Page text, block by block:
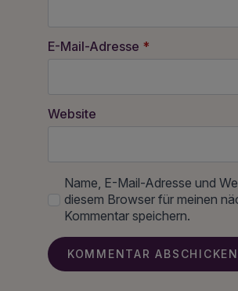
E-Mail-Adresse *
Website
Name, E-Mail-Adresse und
diesem Browser für meinen
Kommentar speichern.